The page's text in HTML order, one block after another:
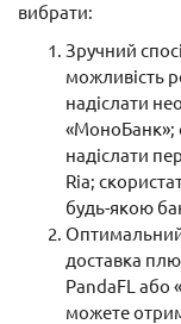
вибрати:
Зручний
можливість
надіслати
«МоноБанк»;
надіслати
Ria;
будь-якою
Оптимальний
доставка
PandaFL або
можете